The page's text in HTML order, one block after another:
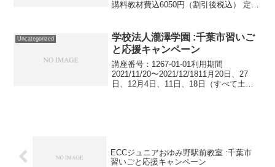
講料教材費込6050円（割引後税込） 定員
ださい。講座・サ...
Uncategorized
学校法人瀧澤学園 :千葉市習いご
と応援キャンペーン
講座番号：1267-01-01利用期間
2021/11/20〜2021/12/1811月20日、27
日、12月4日、11日、18日（すべて土
ECCジュニアおゆみ野駅前教室 :千葉市
習いごと応援キャンペーン